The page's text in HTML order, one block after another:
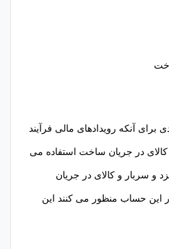
آنکه رویدادهای مالی فرآیند
کالای در جریان ساخت استفاده می
و سربار و کالای در جریان
این حساب منظور می کنند این